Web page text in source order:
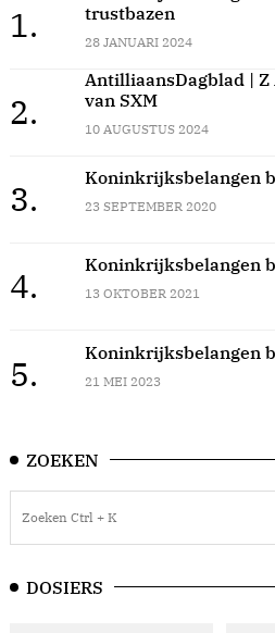
1.
trustbazen
28 JANUARI 2024
2.
AntilliaansDagblad |
van SXM
10 AUGUSTUS 2024
3.
Koninkrijksbelangen
23 SEPTEMBER 2020
4.
Koninkrijksbelangen
13 OKTOBER 2021
5.
Koninkrijksbelangen
21 MEI 2023
ZOEKEN
DOSIERS